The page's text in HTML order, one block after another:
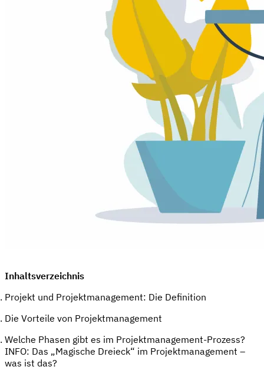
Inhaltsverzeichnis
Projekt und Projektmanagement: Die Definition
Die Vorteile von Projektmanagement
Welche Phasen gibt es im Projektmanagement-Prozess?
INFO: Das „Magische Dreieck“ im Projektmanagement –
was ist das?